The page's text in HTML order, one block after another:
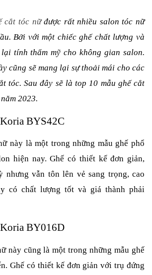
cắt tóc nữđược rất nhiều salon tóc nữ
Bởi với một chiếc ghế chất lượng và
lại tính thẩm mỹ cho không gian salon.
cũng sẽ mang lại sự thoải mái cho các
tóc. Sau đây sẽ là top 10 mẫu ghế cắt
2023.
BYS42C
này là một trong những mẫu ghế phổ
hiện nay. Ghế có thiết kế đơn giản,
nhưng vẫn tôn lên vẻ sang trọng, cao
có chất lượng tốt và giá thành phải
BY016D
này cũng là một trong những mẫu ghế
Ghế có thiết kế đơn giản với trụ đứng